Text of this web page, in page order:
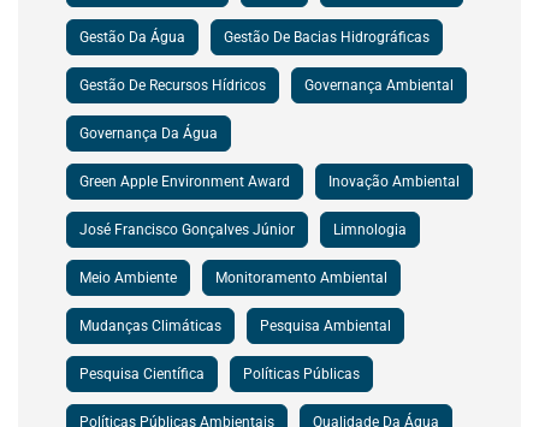
Gestão Da Água Gestão De Bacias Hidrográficas
Gestão De Recursos Hídricos Governança Ambiental
Governança Da Água
Green Apple Environment Award Inovação Ambiental
José Francisco Gonçalves Júnior Limnologia
Meio Ambiente Monitoramento Ambiental
Mudanças Climáticas Pesquisa Ambiental
Pesquisa Científica Políticas Públicas
Políticas Públicas Ambientais Qualidade Da Água